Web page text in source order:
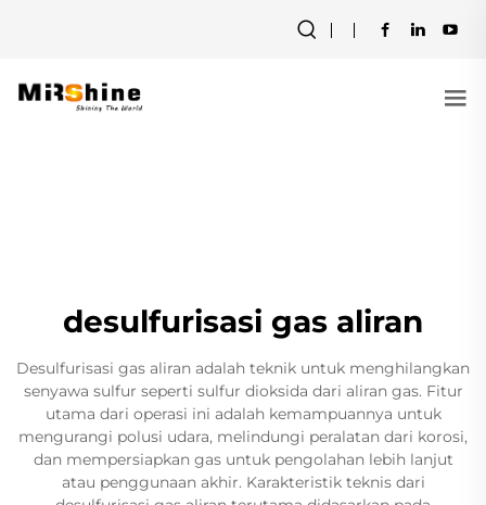
desulfurisasi gas aliran
Desulfurisasi gas aliran adalah teknik untuk menghilangkan
senyawa sulfur seperti sulfur dioksida dari aliran gas. Fitur
utama dari operasi ini adalah kemampuannya untuk
mengurangi polusi udara, melindungi peralatan dari korosi,
dan mempersiapkan gas untuk pengolahan lebih lanjut
atau penggunaan akhir. Karakteristik teknis dari